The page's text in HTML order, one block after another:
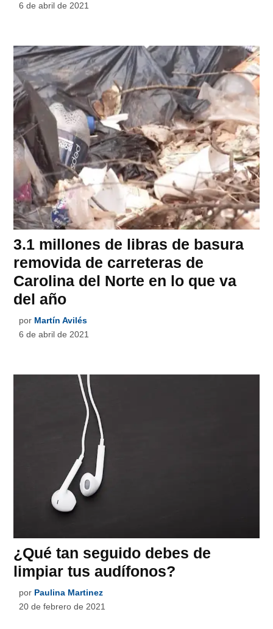
6 de abril de 2021
3.1 millones de libras de basura
removida de carreteras de
Carolina del Norte en lo que va
del año
por Martín Avilés
6 de abril de 2021
¿Qué tan seguido debes de
limpiar tus audífonos?
por Paulina Martinez
20 de febrero de 2021